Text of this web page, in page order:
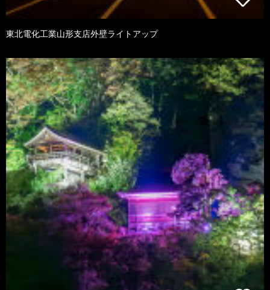
東北電化工業山形支店外壁ライトアップ